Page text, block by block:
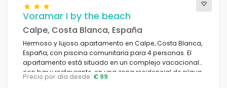
Voramar I by the beach
Calpe, Costa Blanca, España
Hermoso y lujoso apartamento en Calpe, Costa Blanca,
España, con piscina comunitaria para 4 personas. El
apartamento está situado en un complejo vacacional
con bar y restaurante, en una zona residencial de playa,
cerca de tiendas y supermercados, a 25 metros de la
Precio por día desde: € 99